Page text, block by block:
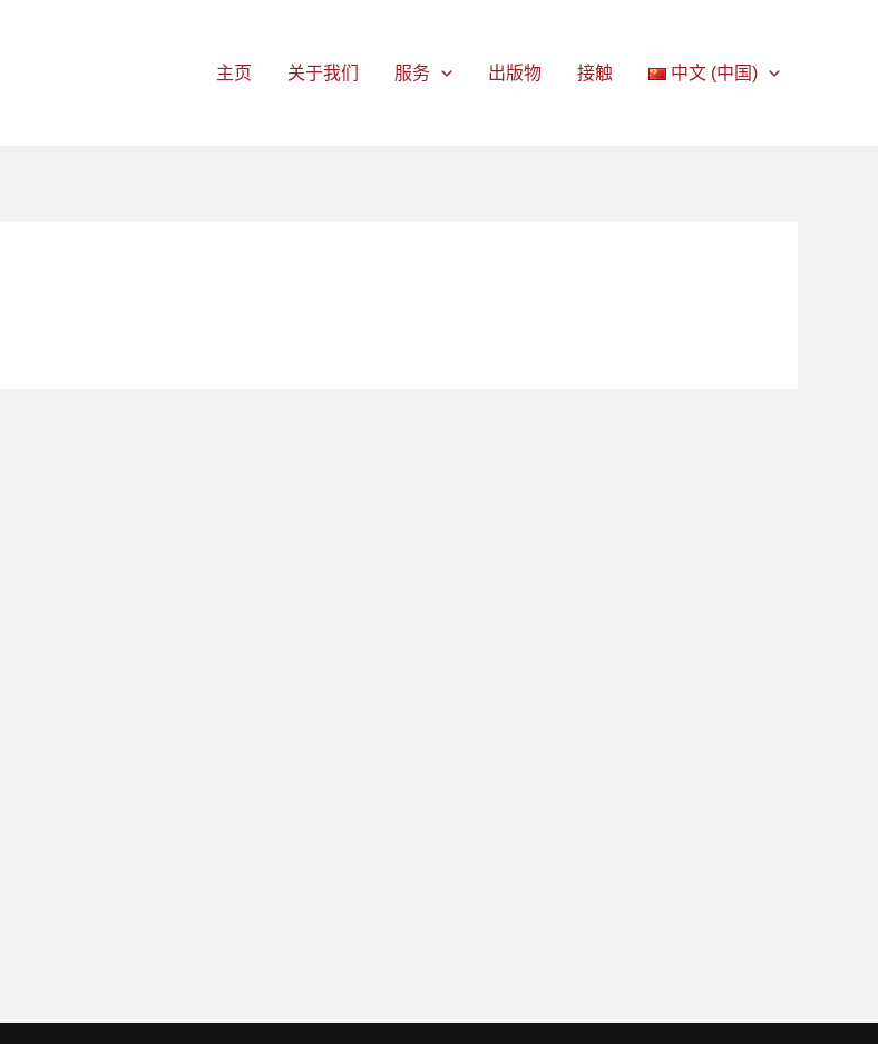
主页 关于我们 服务 出版物 接触 中文 (中国)